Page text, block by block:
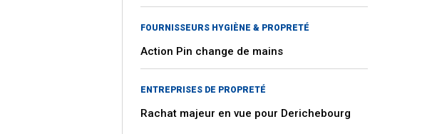
FOURNISSEURS HYGIÈNE & PROPRETÉ
Action Pin change de mains
ENTREPRISES DE PROPRETÉ
Rachat majeur en vue pour Derichebourg